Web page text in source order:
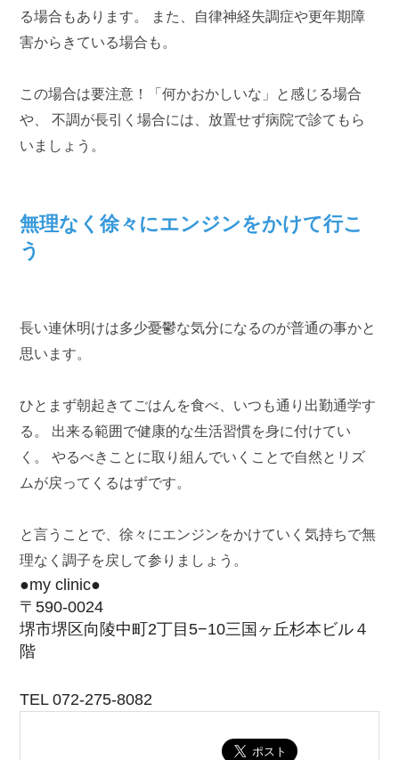
る場合もあります。 また、自律神経失調症や更年期障
害からきている場合も。
この場合は要注意！「何かおかしいな」と感じる場合
や、 不調が長引く場合には、放置せず病院で診てもら
いましょう。
無理なく徐々にエンジンをかけて行こ
う
長い連休明けは多少憂鬱な気分になるのが普通の事かと
思います。
ひとまず朝起きてごはんを食べ、いつも通り出勤通学す
る。 出来る範囲で健康的な生活習慣を身に付けてい
く。 やるべきことに取り組んでいくことで自然とリズ
ムが戻ってくるはずです。
と言うことで、徐々にエンジンをかけていく気持ちで無
理なく調子を戻して参りましょう。
●my clinic●
〒590-0024
堺市堺区向陵中町2丁目5−10三国ヶ丘杉本ビル４
階
TEL 072-275-8082